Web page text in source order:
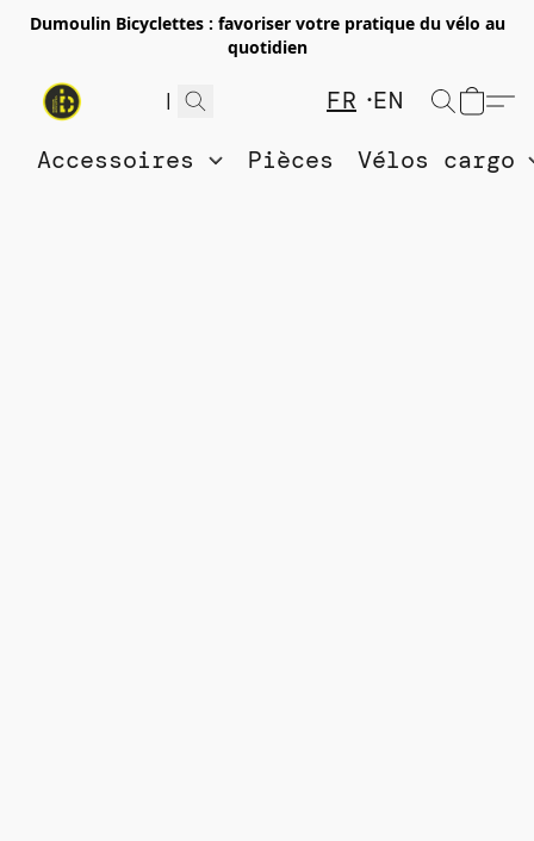
Dumoulin Bicyclettes : favoriser votre pratique du vélo au
quotidien
FR
EN
Accessoires
Pièces Vélos cargo